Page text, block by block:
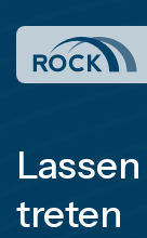
treten